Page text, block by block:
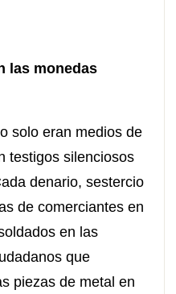
las monedas
solo eran medios de
testigos silenciosos
denario, sestercio
de comerciantes en
en las
que
piezas de metal en